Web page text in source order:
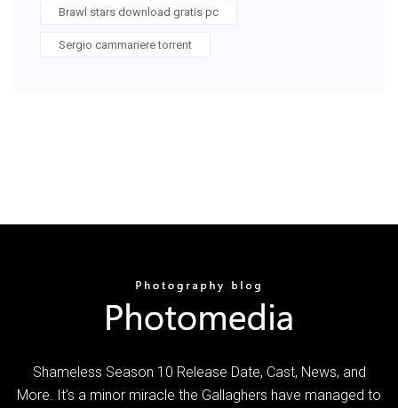
Brawl stars download gratis pc
Sergio cammariere torrent
Shameless Season 10 Release Date, Cast, News, and
More. It's a minor miracle the Gallaghers have managed to